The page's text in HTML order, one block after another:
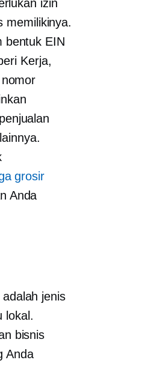
izin
memilikinya.
bentuk EIN
Kerja,
grosir
Anda
jenis
lokal.
bisnis
Anda